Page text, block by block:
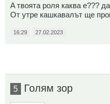
A твоята роля каква е???
От утре кашкавалът ще
16:29 27.02.2023
5 Голям зор